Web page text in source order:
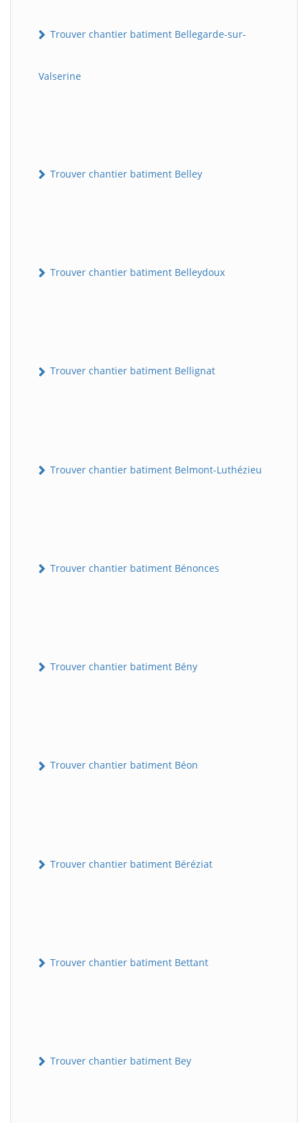
Trouver chantier batiment Bellegarde-sur-
Valserine
Trouver chantier batiment Belley
Trouver chantier batiment Belleydoux
Trouver chantier batiment Bellignat
Trouver chantier batiment Belmont-Luthézieu
Trouver chantier batiment Bénonces
Trouver chantier batiment Bény
Trouver chantier batiment Béon
Trouver chantier batiment Béréziat
Trouver chantier batiment Bettant
Trouver chantier batiment Bey